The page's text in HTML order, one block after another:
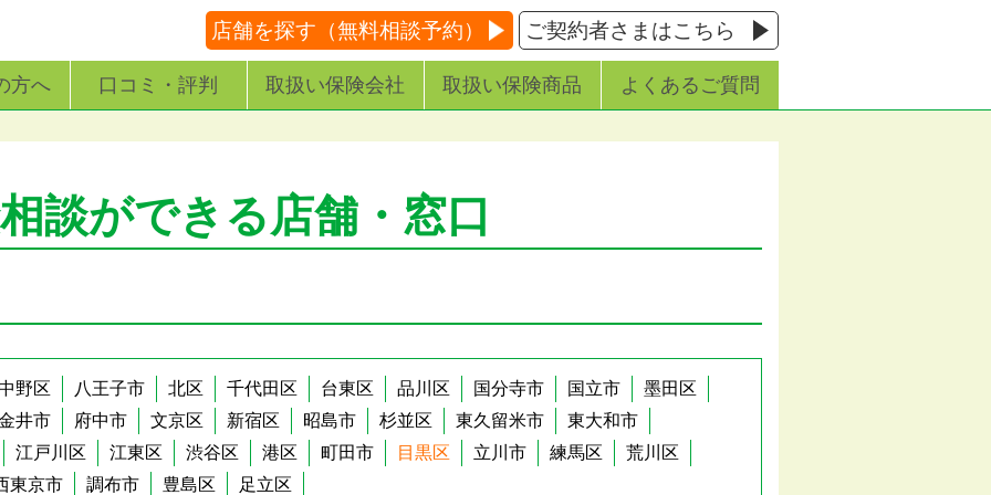
店舗を探す（無料相談予約） ご契約者さまはこちら
方へ 口コミ・評判 取扱い保険会社 取扱い保険商品 よくあるご質問
談ができる店舗・窓口
野区 八王子市 北区 千代田区 台東区 品川区 国分寺市 国立市
墨田区
井市
府中市 文京区 新宿区 昭島市 杉並区 東久留米市
東大和市
江戸川区
江東区 渋谷区 港区 町田市 目黒区 立川市 練馬区
荒川区
東京市
調布市 豊島区 足立区